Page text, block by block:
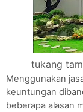
tukang
Menggunakan
keuntungan
beberapa alasan